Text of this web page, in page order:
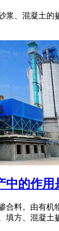
浆、混凝土
中的作用
合料。由有机
填方、混凝